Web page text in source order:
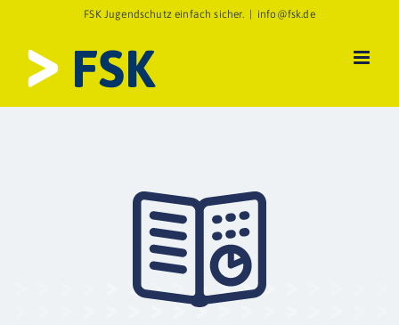
springen
FSK Jugendschutz einfach sicher. info@fsk.de